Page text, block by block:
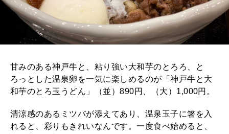
甘みのある神戸牛と、粘り強い大和芋のとろろ、と
ろっとした温泉卵を一気に楽しめるのが「神戸牛と大
和芋のとろ玉うどん」（並）890円、（大）1,000円。
清涼感のあるミツバが添えてあり、温泉玉子に箸を入
れると、彩りもきれいなんです。一度食べ始めると、